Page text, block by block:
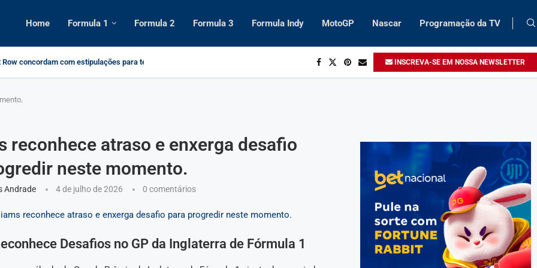
Home Formula 1 Formula 2 Formula 3 Formula Indy MotoGP Nascar Programação da TV
Row concordam com estipulações para testes
de início, como assistir...
Temporada 2025 da Fórmula 1: Datas, Circuitos e...
de 2025.
Verstappen em Nurburgring nos revela...
1 2025: Pilotos e Construtores Atualizada
o GP de São Paulo de Formula...
do campeonato de F1 2025 após...
INSCREVA-SE EM NOSSA NEWSLETTER
reconhece atraso e enxerga desafio
neste momento.
Andrade 4 de julho de 2026 0 comentários
Desafios no GP da Inglaterra de Fórmula 1